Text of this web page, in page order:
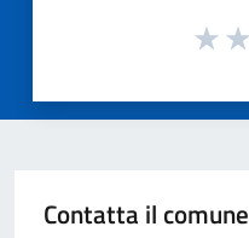
Contatta il comune